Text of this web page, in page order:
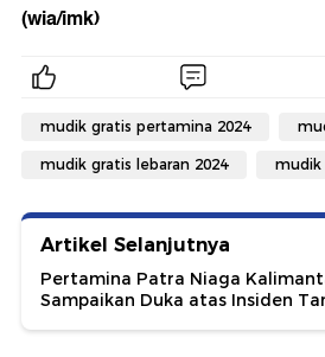
(wia/imk)
mudik gratis pertamina 2024
mudik gratis lebaran 2024 mudik
Artikel Selanjutnya
Pertamina Patra Niaga
Sampaikan Duka atas Insiden